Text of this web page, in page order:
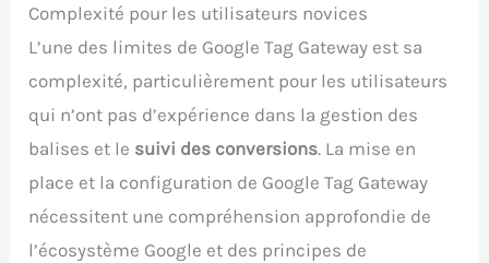
Complexité pour les utilisateurs novices
L’une des limites de Google Tag Gateway est sa
complexité, particulièrement pour les utilisateurs
qui n’ont pas d’expérience dans la gestion des
balises et le suivi des conversions. La mise en
place et la configuration de Google Tag Gateway
nécessitent une compréhension approfondie de
l’écosystème Google et des principes de